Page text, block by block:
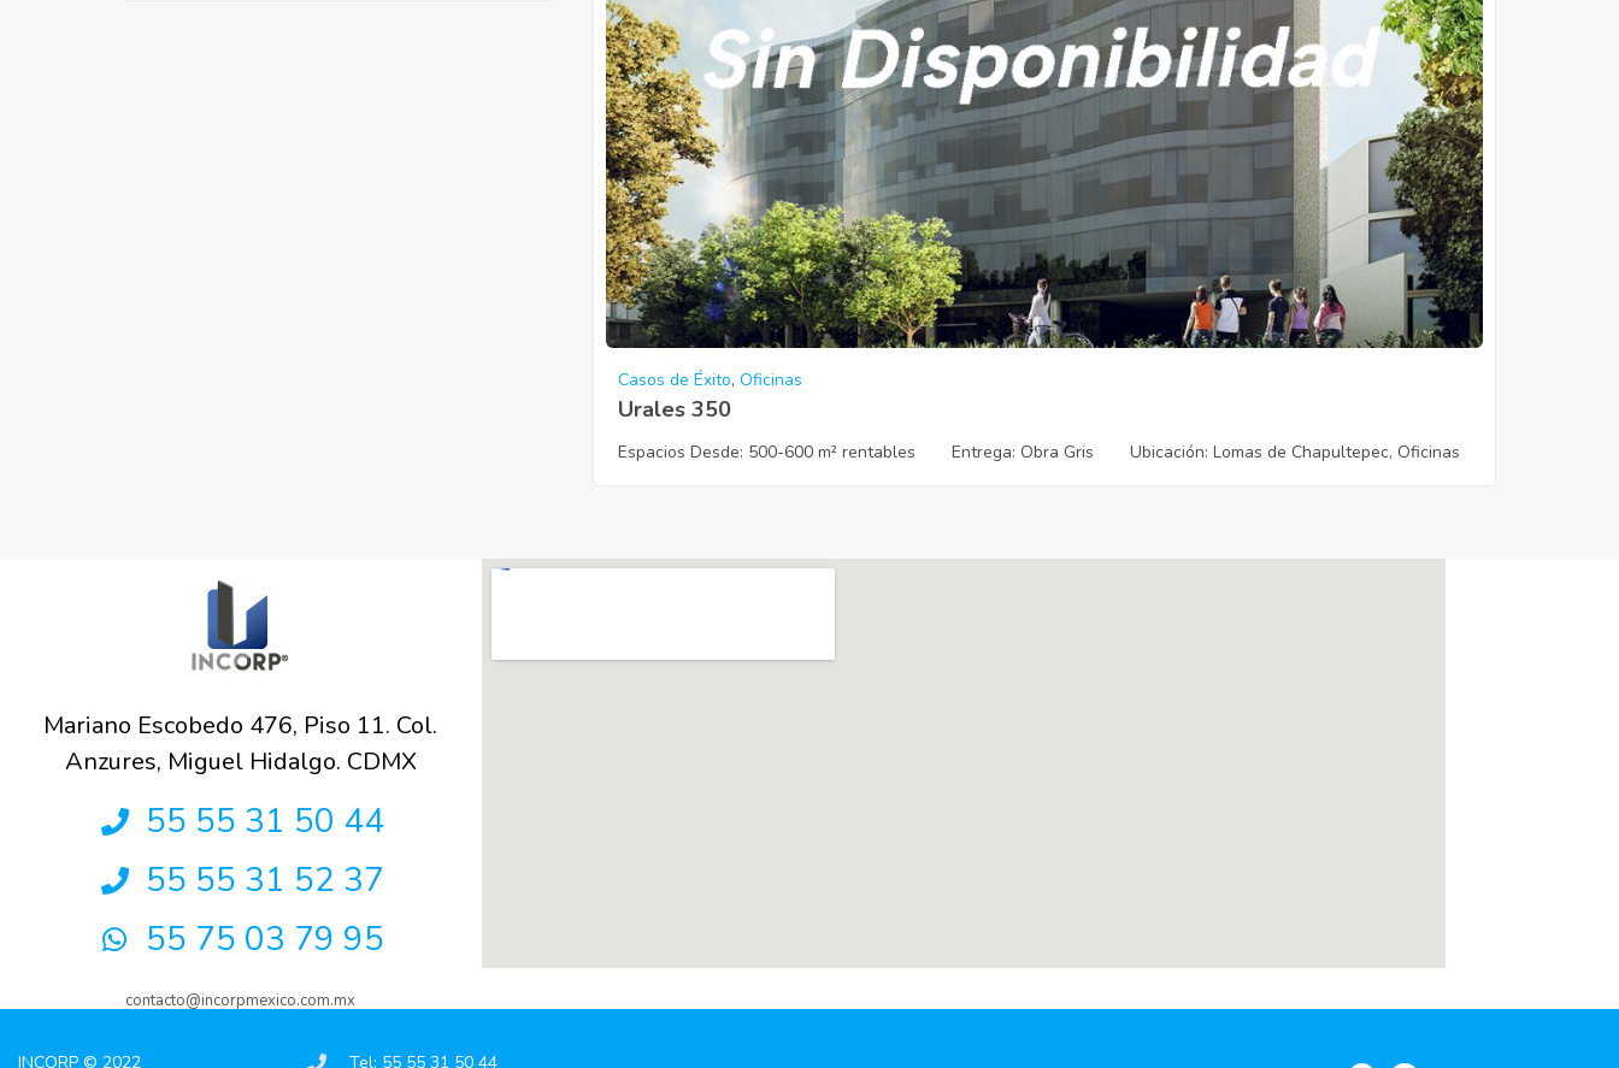
Casos de Éxito, Oficinas
Urales 350
Espacios Desde: 500-600 m² rentables Entrega: Obra Gris Ubicación: Lomas de Chapultepec, Oficinas
Mariano Escobedo 476, Piso 11. Col.
Anzures, Miguel Hidalgo. CDMX
55 55 31 50 44
55 55 31 52 37
55 75 03 79 95
contacto@incorpmexico.com.mx
INCORP © 2022 Tel: 55 55 31 50 44